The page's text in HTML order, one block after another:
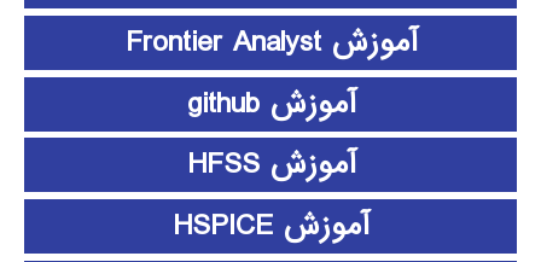
آموزش Frontier Analyst
آموزش github
آموزش HFSS
آموزش HSPICE